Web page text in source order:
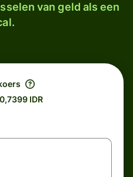
van geld als een
IDR